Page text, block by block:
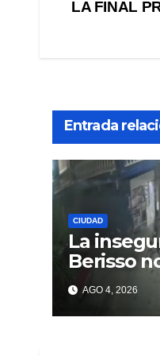
LA FINAL
Entrada
CIUDAD
La
Berisso
AGO 4, 2026